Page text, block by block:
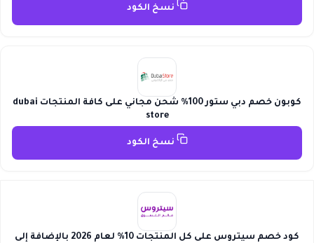
نسخ الكود
كوبون خصم دبي ستور 100% شحن مجاني على كافة المنتجات dubai
store
نسخ الكود
كود خصم سيتروس على كل المنتجات 10% لعام 2026 بالإضافة إلى